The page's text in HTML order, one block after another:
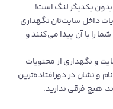
یکدیگر لنگ است!
داخل سایت‌تان نگهداری
را با آن پیدا می‌کنند و
و نگهداری از محتویات
و نشان در دورافتاده‌ترین
هیچ فرقی ندارید.